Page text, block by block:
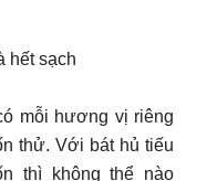
hết sạch
mỗi hương vị riêng
thử. Với bát hủ tiếu
thì không thể nào